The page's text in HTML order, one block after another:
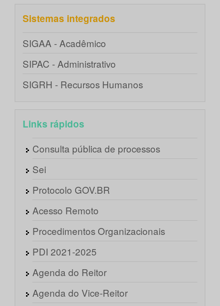
Sistemas integrados
SIGAA - Acadêmico
SIPAC - Administrativo
SIGRH - Recursos Humanos
Links rápidos
Consulta pública de processos
Sei
Protocolo GOV.BR
Acesso Remoto
Procedimentos Organizacionais
PDI 2021-2025
Agenda do Reitor
Agenda do Vice-Reitor